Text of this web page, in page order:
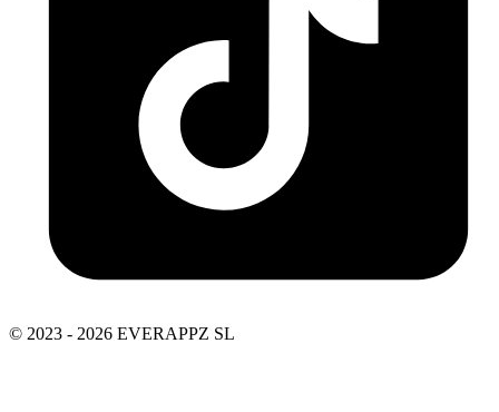
© 2023 - 2026 EVERAPPZ SL